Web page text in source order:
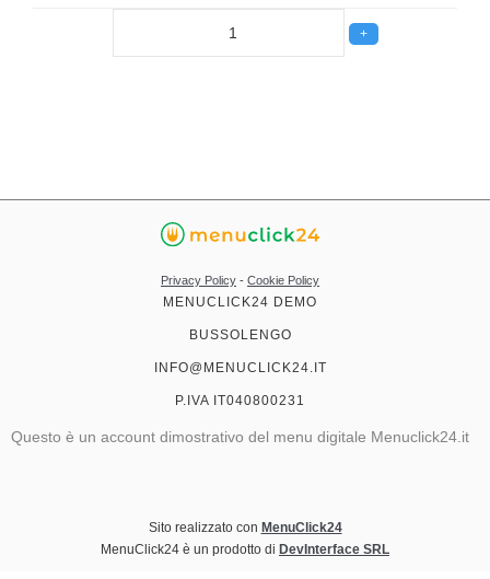
Privacy Policy - Cookie Policy
MENUCLICK24 DEMO
BUSSOLENGO
INFO@MENUCLICK24.IT
P.IVA IT040800231
Questo è un account dimostrativo del menu digitale Menuclick24.it
Sito realizzato con MenuClick24
MenuClick24 è un prodotto di DevInterface SRL